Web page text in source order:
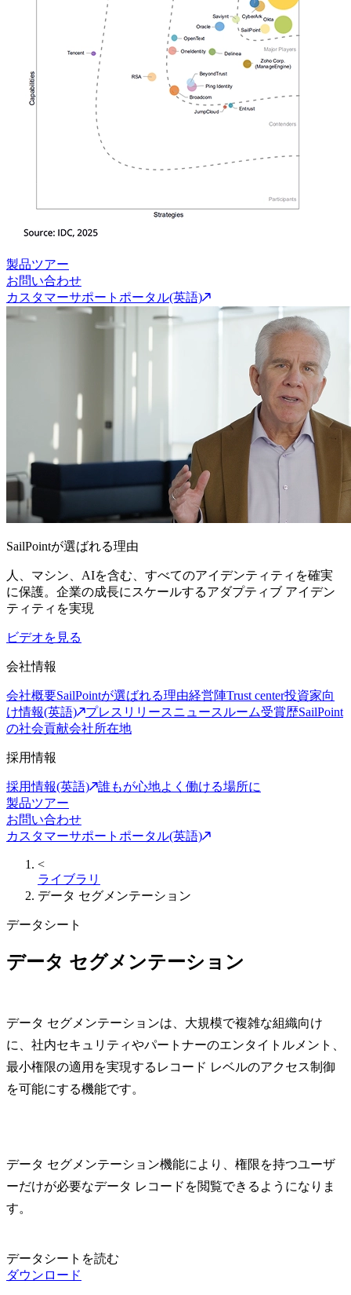
製品ツアー
お問い合わせ
カスタマーサポートポータル(英語)
SailPointが選ばれる理由
人、マシン、AIを含む、すべてのアイデンティティを確実
に保護。企業の成長にスケールするアダプティブ アイデン
ティティを実現
ビデオを見る
会社情報
会社概要SailPointが選ばれる理由経営陣Trust center投資家向
け情報(英語)
プレスリリースニュースルーム受賞歴SailPoint
の社会貢献会社所在地
採用情報
採用情報(英語)
誰もが心地よく働ける場所に
製品ツアー
お問い合わせ
カスタマーサポートポータル(英語)
<
ライブラリ
データ セグメンテーション
データシート
データ セグメンテーション
データ セグメンテーションは、大規模で複雑な組織向け
に、社内セキュリティやパートナーのエンタイトルメント、
最小権限の適用を実現するレコード レベルのアクセス制御
を可能にする機能です。
データ セグメンテーション機能により、権限を持つユーザ
ーだけが必要なデータ レコードを閲覧できるようになりま
す。
データシートを読む
ダウンロード